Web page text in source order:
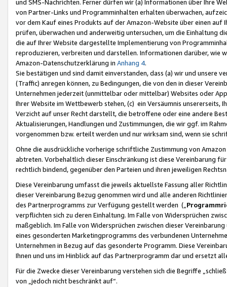
und SMS-Nachrichten. Ferner dürfen wir (a) Informationen über Ihre
von Partner-Links und Programminhalten erhalten überwachen,
vor dem Kauf eines Produkts auf der Amazon-Website über einen
prüfen, überwachen und anderweitig untersuchen, um die Einhaltung
die auf Ihrer Website dargestellte Implementierung von
reproduzieren, verbreiten und darstellen. Informationen darüber, wie
Amazon-Datenschutzerklärung in Anhang 4.
Sie bestätigen und sind damit einverstanden, dass (a) wir und
(Traffic) anregen können, zu Bedingungen, die von den in dieser
Unternehmen jederzeit (unmittelbar oder mittelbar) Websites oder
Ihrer Website im Wettbewerb stehen, (c) ein Versäumnis unsererseits,
Verzicht auf unser Recht darstellt, die betroffene oder eine andere
Aktualisierungen, Handlungen und Zustimmungen, die wir ggf. im
vorgenommen bzw. erteilt werden und nur wirksam sind, wenn sie
Ohne die ausdrückliche vorherige schriftliche Zustimmung von
abtreten. Vorbehaltlich dieser Einschränkung ist diese Vereinbarung
rechtlich bindend, gegenüber den Parteien und ihren jeweiligen
Diese Vereinbarung umfasst die jeweils aktuellste Fassung aller
dieser Vereinbarung Bezug genommen wird und alle anderen
des Partnerprogramms zur Verfügung gestellt werden („
verpflichten sich zu deren Einhaltung. Im Falle von Widersprüchen
maßgeblich. Im Falle von Widersprüchen zwischen dieser
eines gesonderten Marketingprogramms des verbundenen
Unternehmen in Bezug auf das gesonderte Programm. Diese
Ihnen und uns im Hinblick auf das Partnerprogramm dar und ersetzt
Für die Zwecke dieser Vereinbarung verstehen sich die Begriffe
von „jedoch nicht beschränkt auf“.